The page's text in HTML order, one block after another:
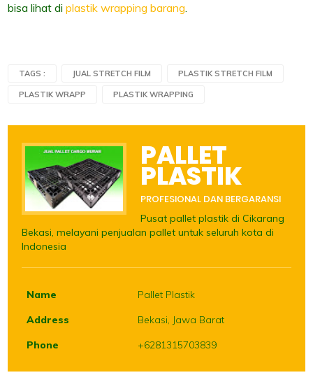
bisa lihat diplastik wrapping barang.
TAGS : JUAL STRETCH FILM PLASTIK STRETCH FILM
PLASTIK WRAPP PLASTIK WRAPPING
PALLET
PLASTIK
PROFESIONAL DAN BERGARANSI
Pusat pallet plastik di Cikarang
Bekasi, melayani penjualan pallet untuk seluruh kota di
Indonesia
Name
Pallet Plastik
Address
Bekasi, Jawa Barat
Phone
+6281315703839